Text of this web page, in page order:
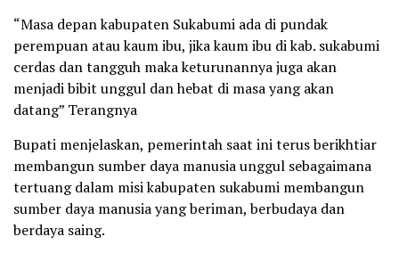
“Masa depan kabupaten Sukabumi ada di pundak
perempuan atau kaum ibu, jika kaum ibu di kab. sukabumi
cerdas dan tangguh maka keturunannya juga akan
menjadi bibit unggul dan hebat di masa yang akan
datang” Terangnya
Bupati menjelaskan, pemerintah saat ini terus berikhtiar
membangun sumber daya manusia unggul sebagaimana
tertuang dalam misi kabupaten sukabumi membangun
sumber daya manusia yang beriman, berbudaya dan
berdaya saing.